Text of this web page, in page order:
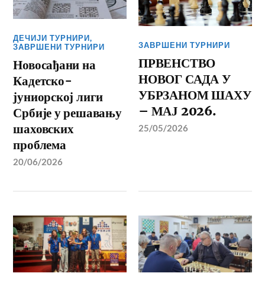
ДЕЧИЈИ ТУРНИРИ,
ЗАВРШЕНИ ТУРНИРИ
Новосађани на
Кадетско-
јуниорској лиги
Србије у решавању
шаховских
проблема
20/06/2026
ЗАВРШЕНИ ТУРНИРИ
ПРВЕНСТВО
НОВОГ САДА У
УБРЗАНОМ ШАХУ
– МАЈ 2026.
25/05/2026